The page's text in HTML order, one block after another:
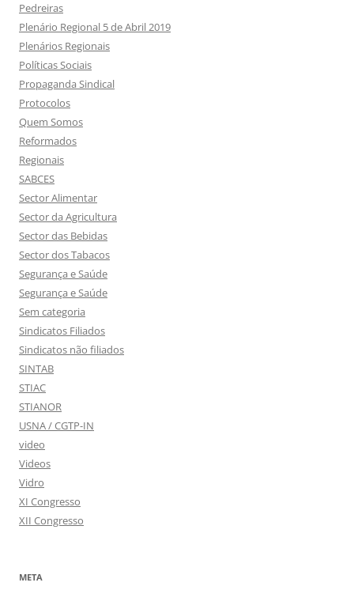
Pedreiras
Plenário Regional 5 de Abril 2019
Plenários Regionais
Políticas Sociais
Propaganda Sindical
Protocolos
Quem Somos
Reformados
Regionais
SABCES
Sector Alimentar
Sector da Agricultura
Sector das Bebidas
Sector dos Tabacos
Segurança e Saúde
Segurança e Saúde
Sem categoria
Sindicatos Filiados
Sindicatos não filiados
SINTAB
STIAC
STIANOR
USNA / CGTP-IN
video
Videos
Vidro
XI Congresso
XII Congresso
META